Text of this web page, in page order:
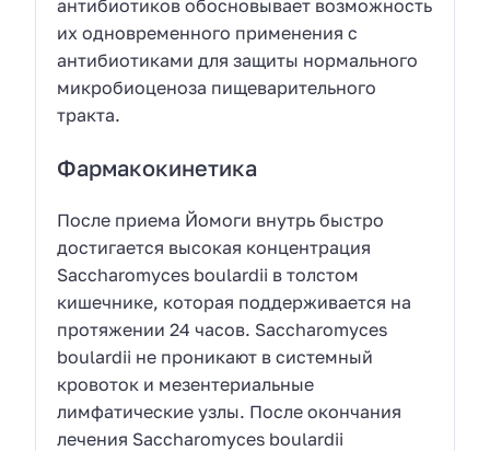
антибиотиков обосновывает возможность
их одновременного применения с
антибиотиками для защиты нормального
микробиоценоза пищеварительного
тракта.
Фармакокинетика
После приема Йомоги внутрь быстро
достигается высокая концентрация
Saccharomyces boulardii в толстом
кишечнике, которая поддерживается на
протяжении 24 часов. Saccharomyces
boulardii не проникают в системный
кровоток и мезентериальные
лимфатические узлы. После окончания
лечения Saccharomyces boulardii